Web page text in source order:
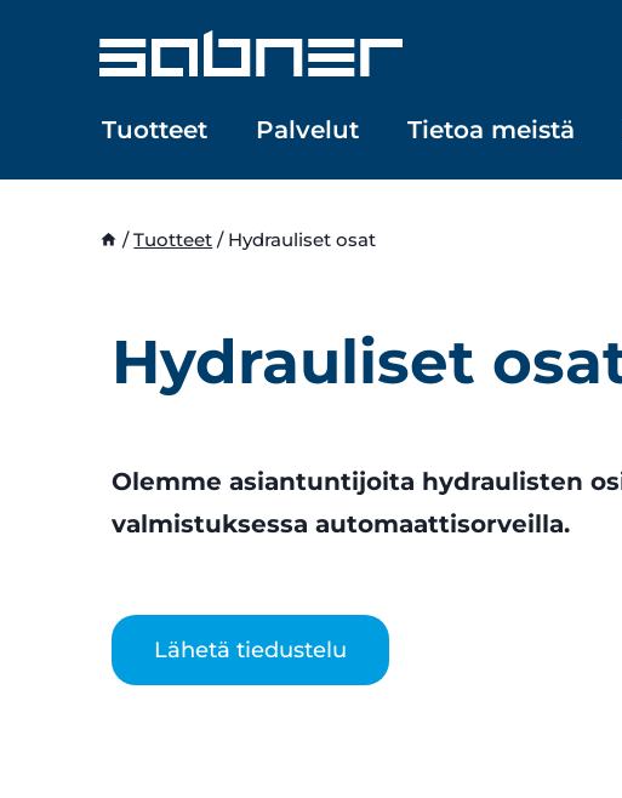
Tuotteet Palvelut Tietoa meistä
/ Tuotteet / Hydrauliset osat
Hydrauliset
Olemme asiantuntijoita hydraulisten
valmistuksessa automaattisorveilla.
Lähetä tiedustelu